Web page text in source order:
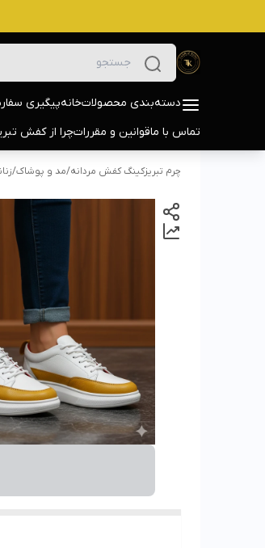
دسته‌بندی محصولاتخانهپیگیری
تماس با ماقوانین و مقرراتچرا از کفش
چرم تبریزکینگ کفش مردانه/مد و پوشاک/